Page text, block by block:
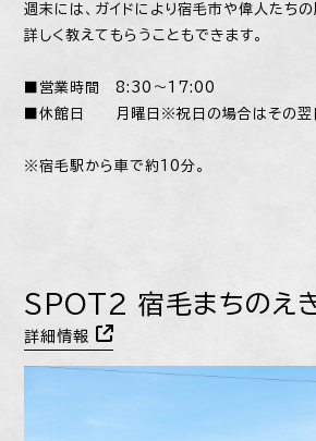
週末には、ガイドにより宿毛市や偉人たちの
詳しく教えてもらうこともできます。
■営業時間 8:30～17:00
■休館日 月曜日※祝日の場合はその翌
※宿毛駅から車で約10分。
SPOT2 宿毛まちのえ
詳細情報